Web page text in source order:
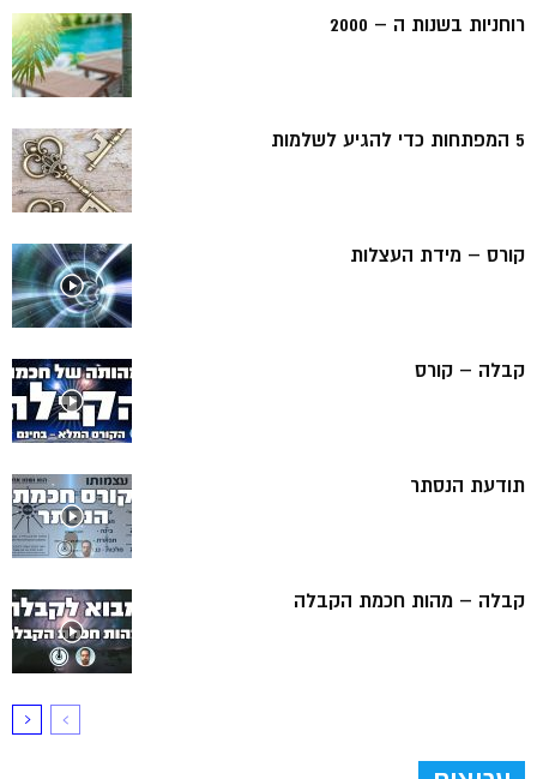
רוחניות בשנות ה – 2000
5 המפתחות כדי להגיע לשלמות
קורס – מידת העצלות
קבלה – קורס
תודעת הנסתר
קבלה – מהות חכמת הקבלה